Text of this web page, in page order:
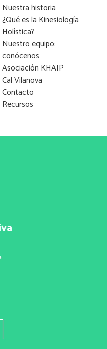
Nuestra historia
¿Qué es la Kinesiología
Holística?
Nuestro equipo:
conócenos
Asociación KHAIP
Cal Vilanova
Contacto
Recursos